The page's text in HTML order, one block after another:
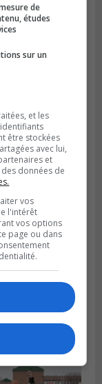
de
études
sur un
et les
être stockées
avec lui,
et
données de
vos
l'intérêt
vos options
page ou dans